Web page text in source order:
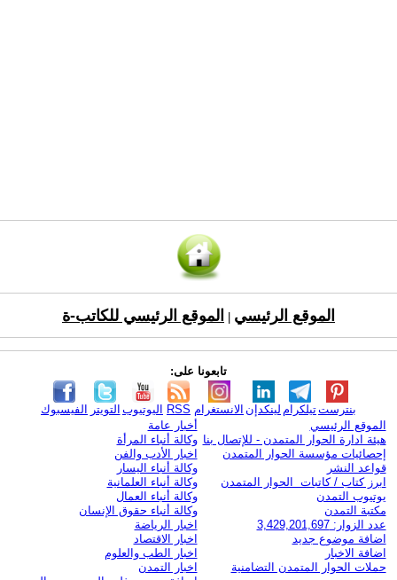
الموقع الرئيسي الموقع الرئيسي للكاتب-ة
تابعونا على:
الفيسبوك التويتر اليوتيوب RSS الانستغرام لينكدإن تيلكرامبنترست
الموقع الرئيسي
هيئة ادارة الحوار المتمدن - للإتصال بنا
إحصائيات مؤسسة الحوار المتمدن
قواعد النشر
ابرز كتاب / كاتبات الحوار المتمدن
يوتيوب التمدن
مكتبة التمدن
عدد الزوار: 3,429,201,697
اضافة موضوع جديد
اضافة الاخبار
حملات الحوار المتمدن التضامنية
أخبار عامة
وكالة أنباء المرأة
اخبار الأدب والفن
وكالة أنباء اليسار
وكالة أنباء العلمانية
وكالة أنباء العمال
وكالة أنباء حقوق الإنسان
اخبار الرياضة
اخبار الاقتصاد
اخبار الطب والعلوم
اخبار التمدن